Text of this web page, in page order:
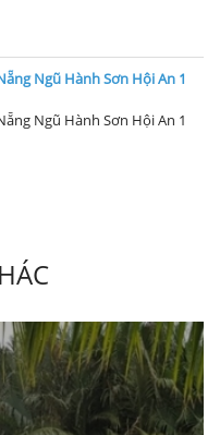
Ngũ Hành Sơn Hội An 1
Ngũ Hành Sơn Hội An 1